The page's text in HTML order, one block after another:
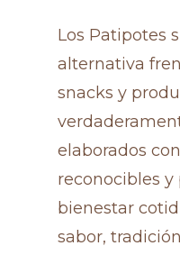
Los Patipotes
alternativa
snacks y
elaborados
reconocibles y
bienestar
sabor,